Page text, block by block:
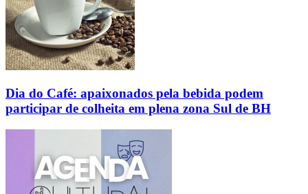
Dia do Café: apaixonados pela bebida podem
participar de colheita em plena zona Sul de BH